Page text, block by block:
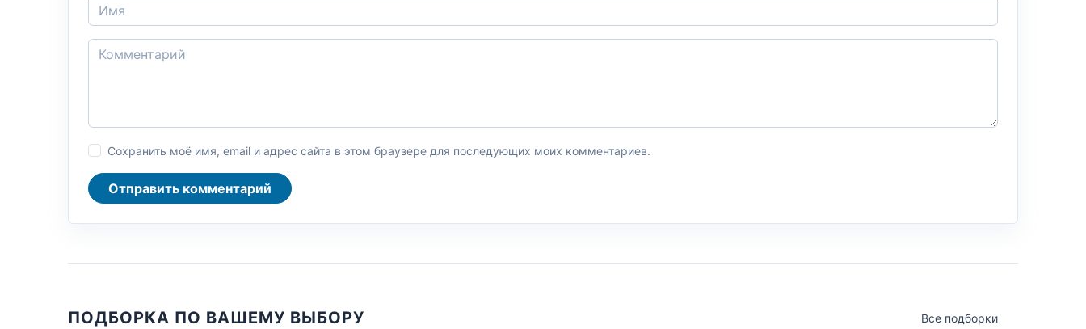
Сохранить моё имя, email и адрес сайта в этом браузере для последующих моих комментариев.
Отправить комментарий
ПОДБОРКА ПО ВАШЕМУ ВЫБОРУ Все подборки